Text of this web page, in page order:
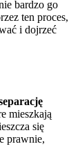
bardzo go
ten proces,
i dojrzeć
mieszkają
się
prawnie,